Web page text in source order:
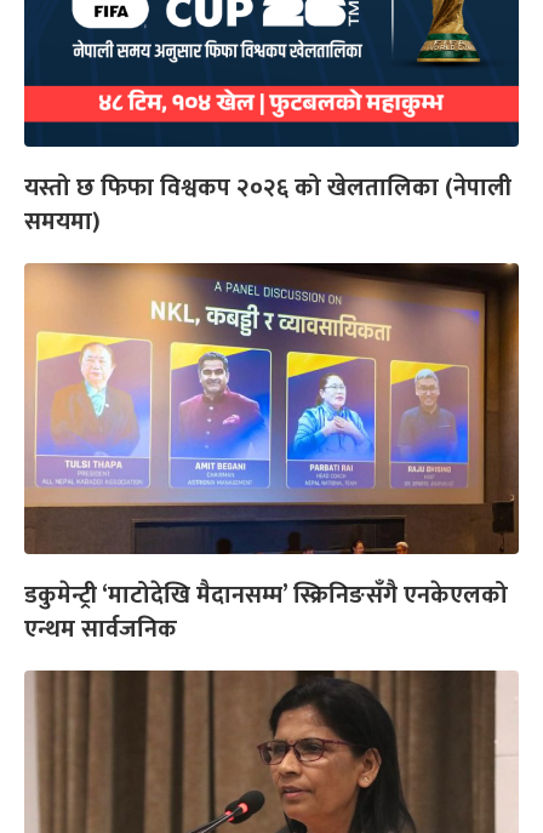
यस्तो छ फिफा विश्वकप २०२६ को खेलतालिका (नेपाली
समयमा)
डकुमेन्ट्री ‘माटोदेखि मैदानसम्म’ स्क्रिनिङसँगै एनकेएलको
एन्थम सार्वजनिक